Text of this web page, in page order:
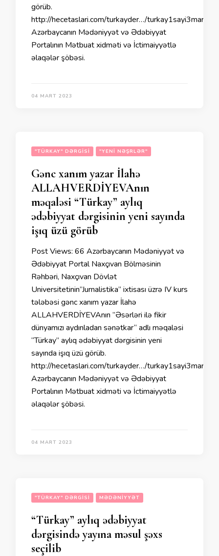
görüb.
http://hecetaslari.com/turkayder…/
Azərbaycanın Mədəniyyət və Ədəbiyyat
Portalının Mətbuat xidməti və İctimaiyyətlə
əlaqələr şöbəsi.
04 MART 2023
"TÜRKAY" DƏRGISI "YENI NƏŞRLƏR"
Gənc xanım yazar İlahə
ALLAHVERDİYEVAnın
məqaləsi “Türkay” aylıq
ədəbiyyat dərgisinin yeni sayında
işıq üzü görüb
Post Views: 66 Azərbaycanın Mədəniyyət və
Ədəbiyyat Portal Naxçıvan Bölməsinin
Rəhbəri, Naxçıvan Dövlət
Universitetinin”Jurnalistika” ixtisası üzrə IV kurs
tələbəsi gənc xanım yazar İlahə
ALLAHVERDİYEVAnın ”Əsərləri ilə fikir
dünyamızı aydınladan sənətkar“ adlı məqaləsi
“Türkay” aylıq ədəbiyyat dərgisinin yeni
sayında işıq üzü görüb.
http://hecetaslari.com/turkayder…/
Azərbaycanın Mədəniyyət və Ədəbiyyat
Portalının Mətbuat xidməti və İctimaiyyətlə
əlaqələr şöbəsi.
04 MART 2023
"TÜRKAY" DƏRGISI MƏDƏNIYYƏT
“Türkay” aylıq ədəbiyyat
dərgisində yayına məsul şəxs
seçilib